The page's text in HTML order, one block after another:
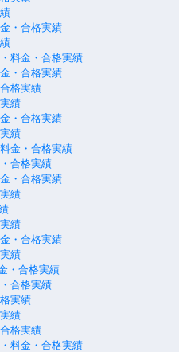
・合格実績
料金・合格実績
・合格実績
格実績
績
・合格実績
績
金・合格実績
合格実績
・合格実績
績
績
・合格実績
績
・合格実績
合格実績
実績
績
格実績
料金・合格実績